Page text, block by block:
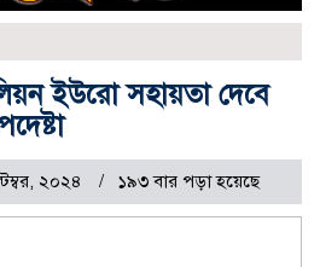
ইউরো সহায়তা দেবে
২০২৪ ১৯৩ বার পড়া হয়েছে